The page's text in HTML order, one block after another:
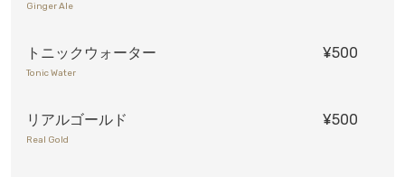
Ginger Ale
トニックウォーター ¥500
Tonic Water
リアルゴールド ¥500
Real Gold